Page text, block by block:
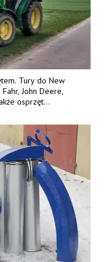
Tury do New
John Deere,
osprzęt